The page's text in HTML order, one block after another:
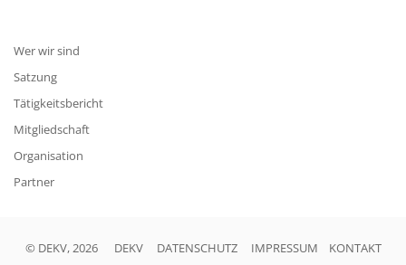
Wer wir sind
Satzung
Tätigkeitsbericht
Mitgliedschaft
Organisation
Partner
© DEKV, 2026 DEKV DATENSCHUTZ IMPRESSUM KONTAKT